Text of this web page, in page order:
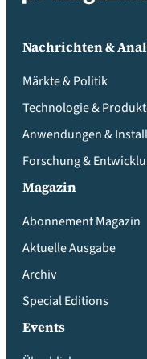
Nachrichten &
Märkte & Politik
Technologie &
Anwendungen &
Forschung &
Magazin
Abonnement Magazin
Aktuelle Ausgabe
Archiv
Special Editions
Events